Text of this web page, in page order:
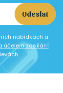
Odeslat
nabídkách a
účelem zasílání